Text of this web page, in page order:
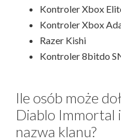
Kontroler Xbox
Kontroler Xbox
Razer Kishi
Kontroler 8bitdo
Ile osób może
Diablo Immortal
nazwa klanu?